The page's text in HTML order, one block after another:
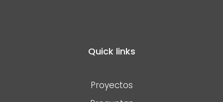
Quick links
Proyectos